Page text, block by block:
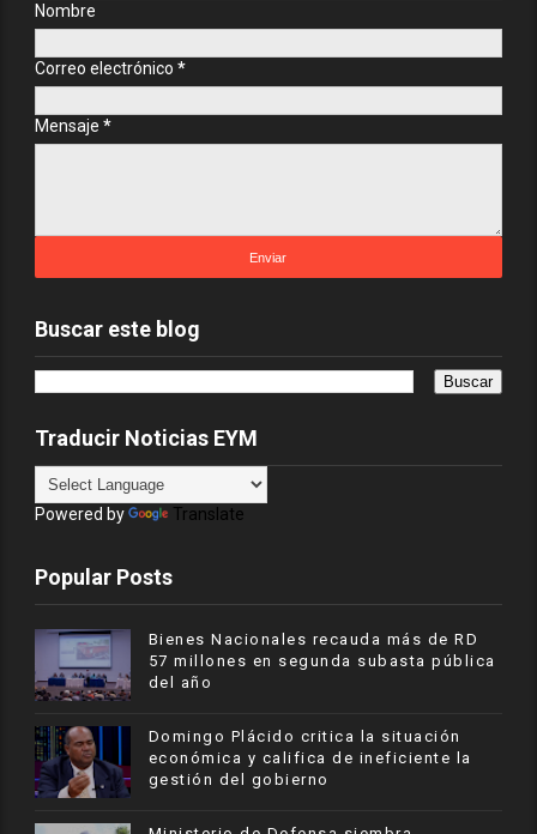
Nombre
Correo electrónico *
Mensaje *
Buscar este blog
Traducir Noticias EYM
Powered by Translate
Popular Posts
Bienes Nacionales recauda más de RD
57 millones en segunda subasta pública
del año
​Domingo Plácido critica la situación
económica y califica de ineficiente la
gestión del gobierno